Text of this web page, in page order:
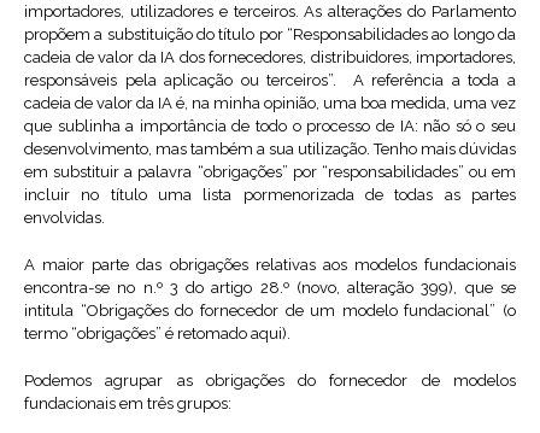
importadores, utilizadores e terceiros. As alterações do Parlamento
propõem a substituição do título por “Responsabilidades ao longo da
cadeia de valor da IA dos fornecedores, distribuidores, importadores,
responsáveis pela aplicação ou terceiros”. A referência a toda a
cadeia de valor da IA é, na minha opinião, uma boa medida, uma vez
que sublinha a importância de todo o processo de IA: não só o seu
desenvolvimento, mas também a sua utilização. Tenho mais dúvidas
em substituir a palavra “obrigações” por “responsabilidades” ou em
incluir no título uma lista pormenorizada de todas as partes
envolvidas.
A maior parte das obrigações relativas aos modelos fundacionais
encontra-se no n.º 3 do artigo 28.º (novo, alteração 399), que se
intitula “Obrigações do fornecedor de um modelo fundacional” (o
termo “obrigações” é retomado aqui).
Podemos agrupar as obrigações do fornecedor de modelos
fundacionais em três grupos: